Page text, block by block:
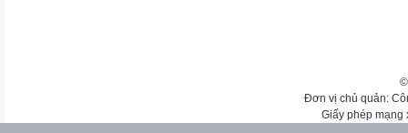
Đơn vị chủ quản:
Giấy phép mạng